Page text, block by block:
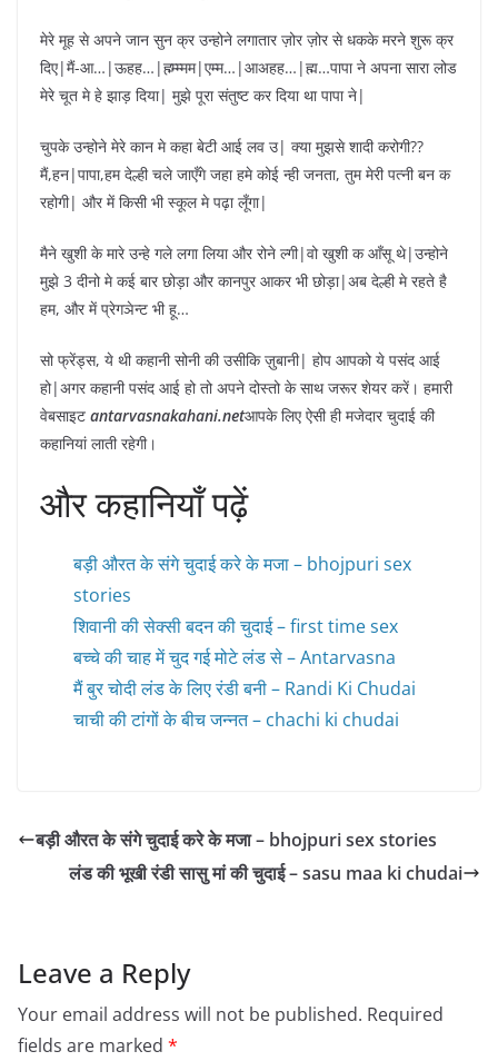
मेरे मूह से अपने जान सुन क्र उन्होने लगातार ज़ोर ज़ोर से धकके मरने शुरू क्र
दिए|मैं-आ…|ऊहह…|ह्म्‍म्म्मम|एम्म…|आअहह…|ह्म…पापा ने अपना सारा लोड
मेरे चूत मे हे झाड़ दिया| मुझे पूरा संतुष्ट कर दिया था पापा ने|
चुपके उन्होने मेरे कान मे कहा बेटी आई लव उ| क्या मुझसे शादी करोगी??
मैं,हन|पापा,हम देल्ही चले जाएँगे जहा हमे कोई न्ही जनता, तुम मेरी पत्नी बन क
रहोगी| और में किसी भी स्कूल मे पढ़ा लूँगा|
मैने खुशी के मारे उन्हे गले लगा लिया और रोने ल्गी|वो खुशी क आँसू थे|उन्होने
मुझे 3 दीनो मे कई बार छोड़ा और कानपुर आकर भी छोड़ा|अब देल्ही मे रहते है
हम, और में प्रेगञेन्ट भी हू…
सो फ्रेंड्स, ये थी कहानी सोनी की उसीकि ज़ुबानी| होप आपको ये पसंद आई
हो|अगर कहानी पसंद आई हो तो अपने दोस्तो के साथ जरूर शेयर करें। हमारी
वेबसाइट antarvasnakahani.netआपके लिए ऐसी ही मजेदार चुदाई की
कहानियां लाती रहेगी।
और कहानियाँ पढ़ें
बड़ी औरत के संगे चुदाई करे के मजा – bhojpuri sex
stories
शिवानी की सेक्सी बदन की चुदाई – first time sex
बच्चे की चाह में चुद गई मोटे लंड से – Antarvasna
मैं बुर चोदी लंड के लिए रंडी बनी – Randi Ki Chudai
चाची की टांगों के बीच जन्नत – chachi ki chudai
बड़ी औरत के संगे चुदाई करे के मजा – bhojpuri sex stories
लंड की भूखी रंडी सासु मां की चुदाई – sasu maa ki chudai
Leave a Reply
Your email address will not be published. Required
fields are marked *